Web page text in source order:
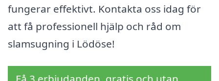
fungerar effektivt. Kontakta oss idag för
att få professionell hjälp och råd om
slamsugning i Lödöse!